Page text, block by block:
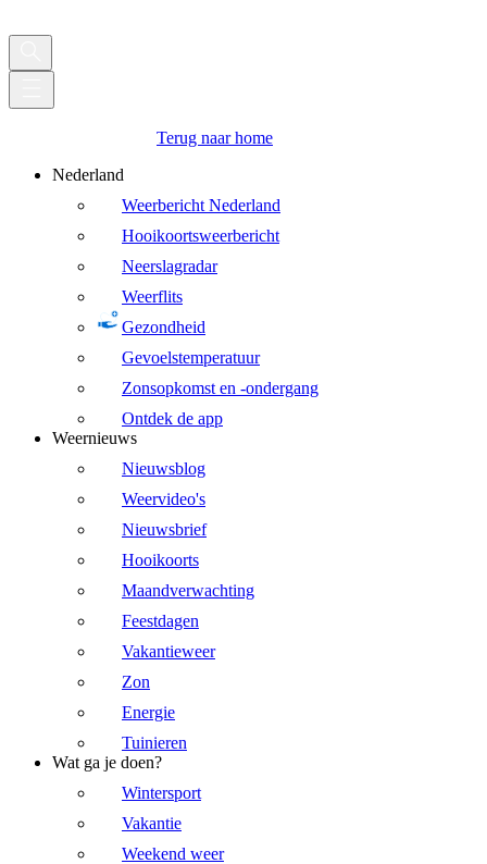
Terug naar home
Nederland
Weerbericht Nederland
Hooikoortsweerbericht
Neerslagradar
Weerflits
Gezondheid
Gevoelstemperatuur
Zonsopkomst en -ondergang
Ontdek de app
Weernieuws
Nieuwsblog
Weervideo's
Nieuwsbrief
Hooikoorts
Maandverwachting
Feestdagen
Vakantieweer
Zon
Energie
Tuinieren
Wat ga je doen?
Wintersport
Vakantie
Weekend weer